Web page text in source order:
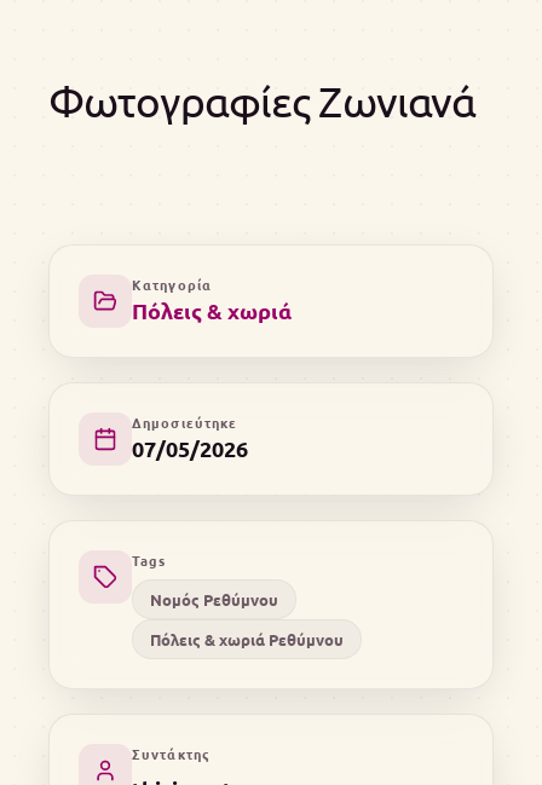
Φωτογραφίες Ζωνιανά
Κατηγορία
Πόλεις & χωριά
Δημοσιεύτηκε
07/05/2026
Tags
Νομός Ρεθύμνου
Πόλεις & χωριά Ρεθύμνου
Συντάκτης